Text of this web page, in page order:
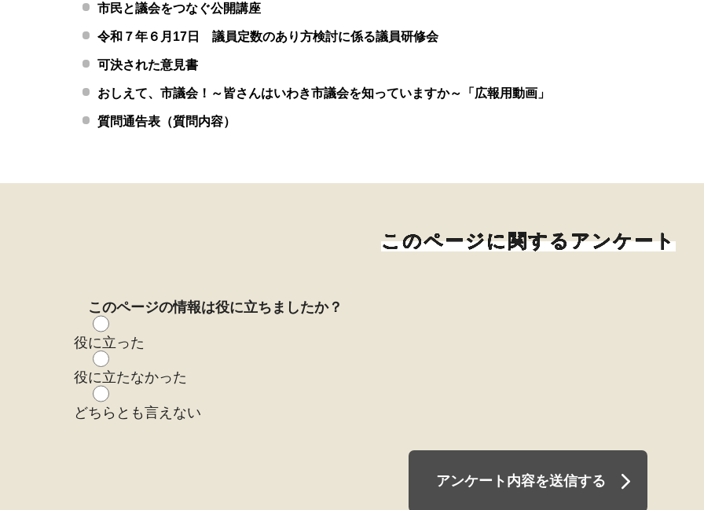
市民と議会をつなぐ公開講座
令和７年６月17日 議員定数のあり方検討に係る議員研修会
可決された意見書
おしえて、市議会！～皆さんはいわき市議会を知っていますか～「広報用動画」
質問通告表（質問内容）
このページに関するアンケート
このページの情報は役に立ちましたか？
役に立った
役に立たなかった
どちらとも言えない
アンケート内容を送信する